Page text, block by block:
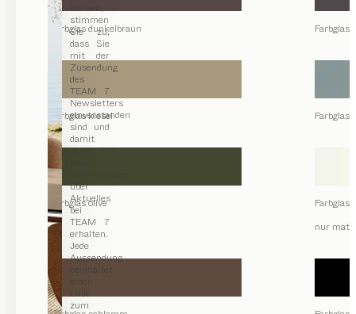
klicken,
stimmen
Sie zu,
dass Sie
mit der
Zusendung
des
TEAM 7
Newsletters
einverstanden
sind und
damit
per E-
über
Aktuelles
bei
TEAM 7
erhalten.
Jede
Aussendung
beinhaltet
Link
zum
Farbglas dunkelbraun Farbglas
Farbglas kiesel Farbglas
Farbglas olive
Farbglas
nur matt